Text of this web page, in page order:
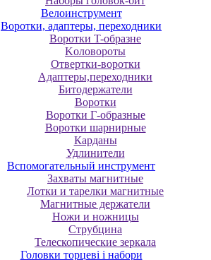
Велоинструмент
Воротки, адаптеры, переходники
Bopoтки T-oбpaзне
Koлoвopoты
Oтвepтки-вopoтки
Адаптеры,переходники
Битодержатели
Воротки
Воротки Г-образные
Воротки шарнирные
Карданы
Удлинители
Вспомогательный инструмент
Захваты магнитные
Лотки и тарелки магнитные
Магнитные держатели
Ножи и ножницы
Струбцина
Телескопические зеркала
Головки торцеві і набори